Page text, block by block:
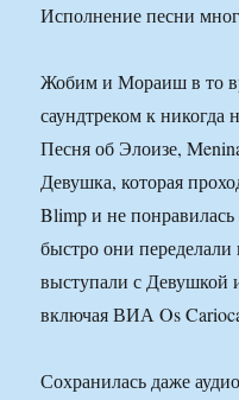
Исполнение песни
Жобим и Мораиш в то
саундтреком к
Песня об Элоизе,
Девушка, которая
Blimp и не
быстро они
выступали с Девушкой
включая ВИА Os
Сохранилась даже